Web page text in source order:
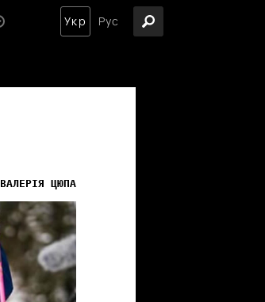
Укр Рус
ВАЛЕРІЯ ЦЮПА